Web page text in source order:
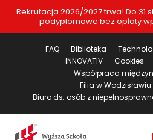
Rekrutacja 2026/2027 trwa! Do 31
podyplomowe bez opłaty
FAQ Biblioteka
INNOVATIV
Cookies
Współpraca
Filia w
Biuro ds. osób z